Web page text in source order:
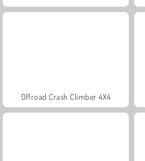
Offroad Crash Climber 4X4